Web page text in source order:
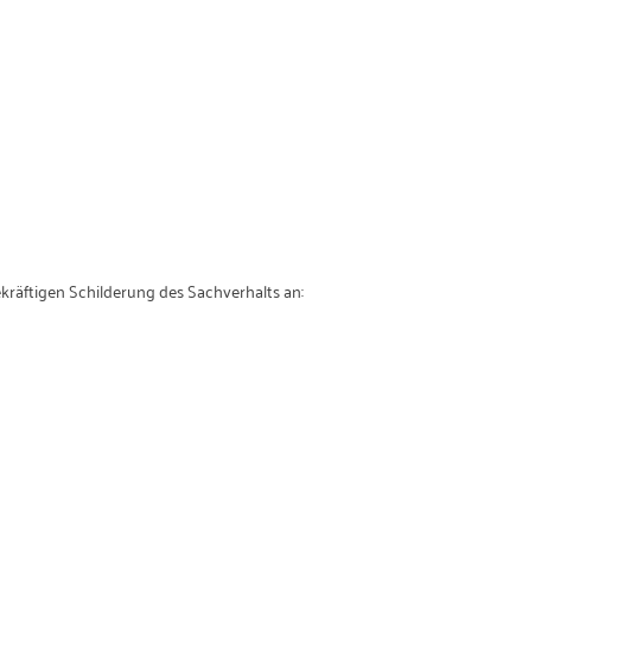
Schilderung des Sachverhalts an: